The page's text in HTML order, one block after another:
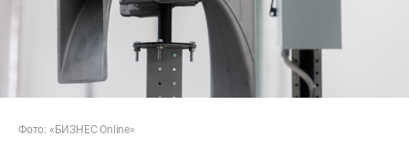
Фото: «БИЗНЕС Online»